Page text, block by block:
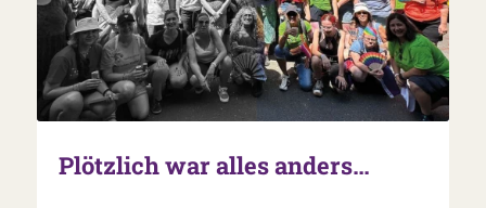
Plötzlich war alles anders…